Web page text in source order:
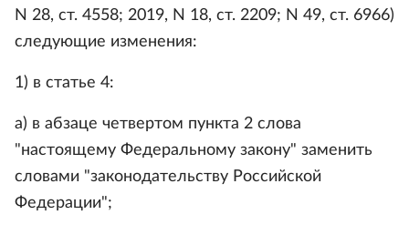
N 28, ст. 4558; 2019, N 18, ст. 2209; N 49, ст. 6966)
следующие изменения:
1) в статье 4:
а) в абзаце четвертом пункта 2 слова
"настоящему Федеральному закону" заменить
словами "законодательству Российской
Федерации";